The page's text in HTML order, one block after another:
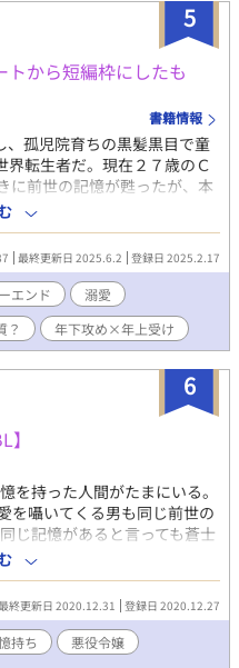
5
から短編枠にしたも
書籍情報
、孤児院育ちの黒髪黒目で童
転生者だ。現在２７歳のＣ
に前世の記憶が甦ったが、本
していた。そんなある日、
アビスと一線を越える出来事
た今世の過去を知ることにな
ーカー気味なわんこ系年下冒
覚美人の話。 ＊以前ショー
て収拾がつかなくなったの
数おかけしますがよろしく
グ以降、途中まではショート
と重複します。ご注意下さ
らはＲ１８には＊印付けま
最終更新日 2025.6.2 登録日 2025.2.17
エンド
溺愛
？ 年下攻め×年上受け
6
を持った人間がたまにいる。
を囁いてくる男も同じ前世の
じ記憶があると言っても蒼士
タにも同じ内容で掲載中で
終更新日 2020.12.31 登録日 2020.12.27
持ち
悪役令嬢